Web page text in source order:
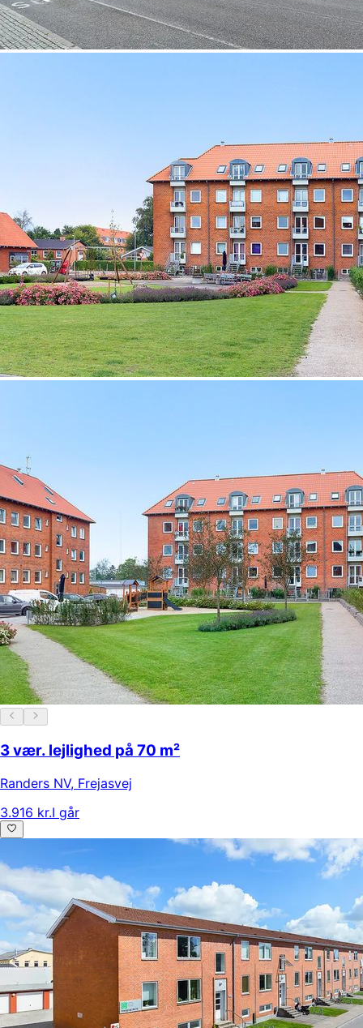
3 vær. lejlighed på 70 m²
Randers NV, Frejasvej
3.916 kr.I går